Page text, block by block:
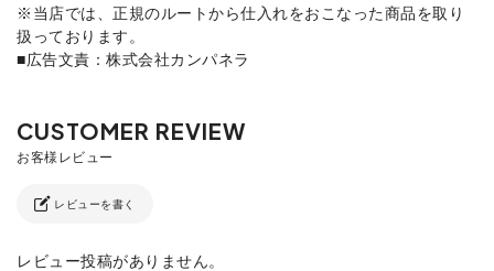
※当店では、正規のルートから仕入れをおこなった商品を取り
扱っております。
■広告文責：株式会社カンパネラ
レビューを書く
レビュー投稿がありません。